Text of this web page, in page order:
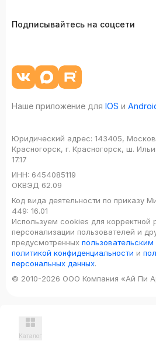
Подписывайтесь на соцсети
Наше приложение для IOS и
Юридический адрес: 143405,
Красногорск, г. Красногорск, ш.
17.17
ИНН: 6454085119
ОКВЭД 62.09
Код вида деятельности по приказу
449: 16.01
Используем cookies для корректной
персонализации пользователей и
предусмотренных
политикой конфиденциальности и
персональных данных.
© 2010-2026 ООО Компания «Ай Пи
Каталог